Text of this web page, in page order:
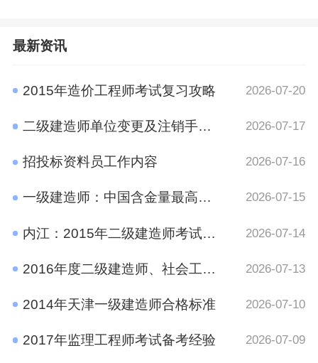
最新资讯
2015年造价工程师考试复习攻略 2026-07-20
二级建造师单位变更及注销手续规定 2026-07-17
招投标资料员工作内容 2026-07-16
一级建造师：中国含金量最高的十大证书之一 2026-07-15
内江：2015年二级建造师考试报名时间通知 2026-07-14
2016年度二级建造师、社会工作者、二级注册计量师、管理咨询师资格考试考后资格审查的公告 2026-07-13
2014年天津一级建造师合格标准 2026-07-10
2017年监理工程师考试备考经验 2026-07-09